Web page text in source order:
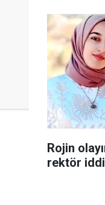
Rojin
rektör